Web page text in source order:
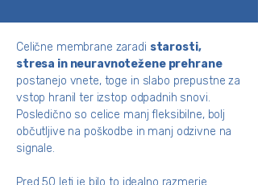
Celične membrane zaradi starosti,
stresa in neuravnotežene prehrane
postanejo vnete, toge in slabo prepustne za
vstop hranil ter izstop odpadnih snovi.
Posledično so celice manj fleksibilne, bolj
občutljive na poškodbe in manj odzivne na
signale.
Pred 50 leti je bilo to idealno razmerje